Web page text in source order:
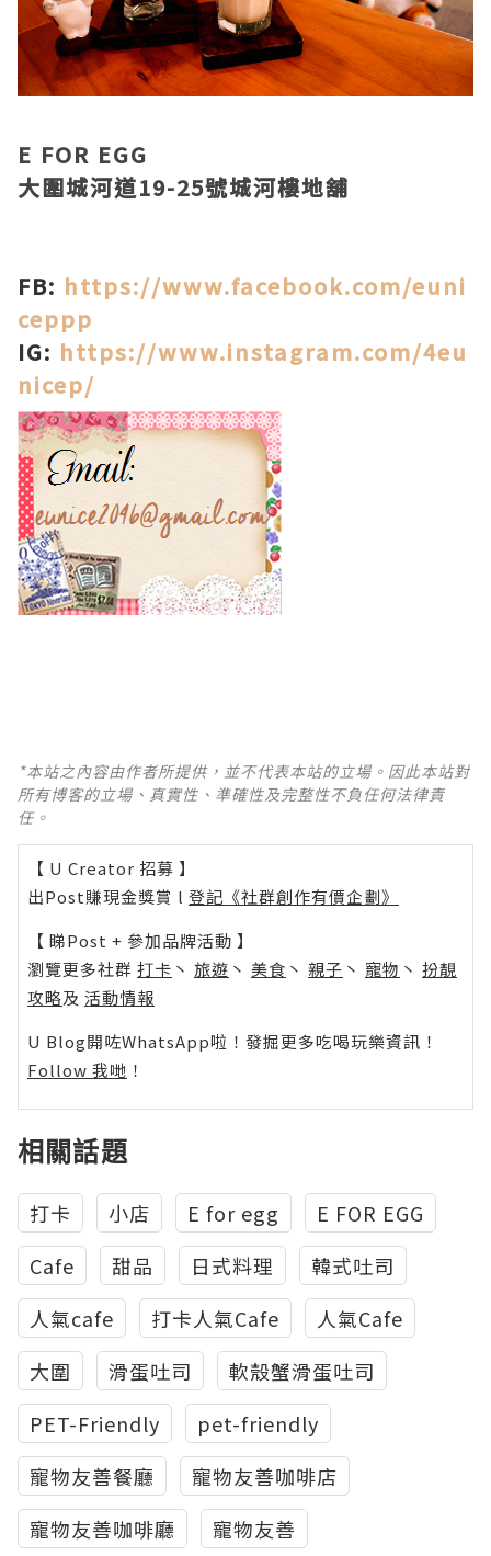
E FOR EGG
大圍城河道19-25號城河樓地舖
FB: https://www.facebook.com/euni
ceppp
IG: https://www.instagram.com/4eu
nicep/
*本站之內容由作者所提供，並不代表本站的立場。因此本站對
所有博客的立場、真實性、準確性及完整性不負任何法律責
任。
【 U Creator 招募 】
出Post賺現金獎賞 l 登記《社群創作有價企劃》
【 睇Post + 參加品牌活動 】
瀏覽更多社群 打卡 丶 旅遊 丶 美食 丶 親子 丶 寵物 丶 扮靚
攻略及 活動情報
U Blog開咗WhatsApp啦！發掘更多吃喝玩樂資訊！
Follow 我哋 ！
相關話題
打卡 小店 E for egg
E FOR EGG
Cafe
甜品 日式料理
韓式吐司
人氣cafe
打卡人氣Cafe
人氣Cafe
大圍
滑蛋吐司
軟殼蟹滑蛋吐司
PET-Friendly
pet-friendly
寵物友善餐廳
寵物友善咖啡店
寵物友善咖啡廳
寵物友善